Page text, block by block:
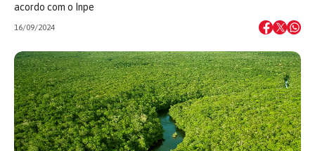
acordo com o Inpe
16/09/2024